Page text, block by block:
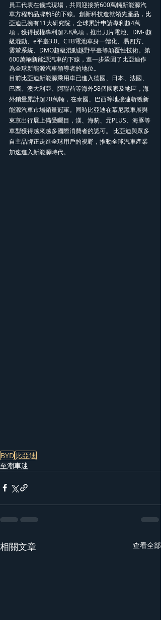
員工代表在儀式現場，共同迎接第600萬輛新能源汽
車方程豹品牌豹5的下線。創新科技造就領先產品，比
亞迪已擁有11大研究院，全球累計申請專利超4萬
項，獲得授權專利超2.8萬項，推出刀片電池、DM-i超
級混動、e平臺3.0、CTB電池車身一體化、易四方、
雲輦系統、DMO超級混動越野平臺等顛覆性技術。第
600萬輛新能源汽車的下線，進一步鞏固了比亞迪作
為全球新能源汽車領導者的地位。
目前比亞迪新能源乘用車已進入德國、日本、法國、
巴西、澳大利亞、阿聯酋等海外58個國家及地區，海
外銷量累計超20萬輛，在泰國、巴西等地接連斬獲新
能源汽車市場銷量冠軍。同時比亞迪在慕尼黑車展與
東京出行展上備受矚目，漢、海豹、元PLUS、海豚等
車型獲得越來越多國際消費者的認可。 比亞迪與眾多
自主品牌正走進全球用戶的視野，推動全球汽車產業
加速進入新能源時代。
BYD比亞迪
至潮車迷
相關文章 查看全部